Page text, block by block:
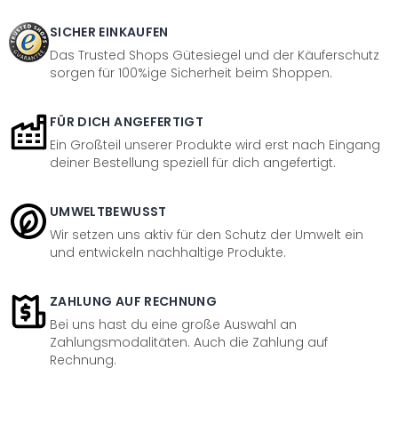
SICHER EINKAUFEN
Das Trusted Shops Gütesiegel und der Käuferschutz
sorgen für 100%ige Sicherheit beim Shoppen.
FÜR DICH ANGEFERTIGT
Ein Großteil unserer Produkte wird erst nach Eingang
deiner Bestellung speziell für dich angefertigt.
UMWELTBEWUSST
Wir setzen uns aktiv für den Schutz der Umwelt ein
und entwickeln nachhaltige Produkte.
ZAHLUNG AUF RECHNUNG
Bei uns hast du eine große Auswahl an
Zahlungsmodalitäten. Auch die Zahlung auf
Rechnung.